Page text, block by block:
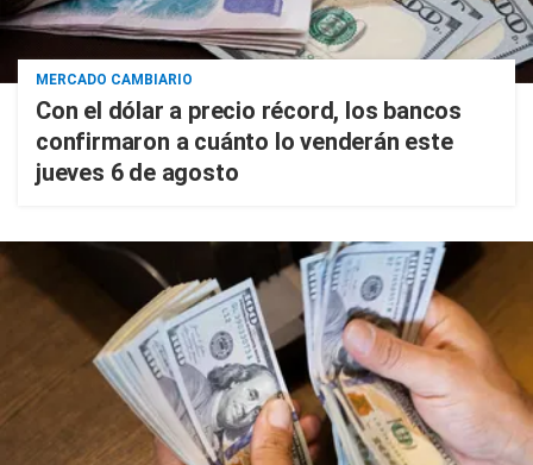
MERCADO CAMBIARIO
Con el dólar a precio récord, los bancos
confirmaron a cuánto lo venderán este
jueves 6 de agosto